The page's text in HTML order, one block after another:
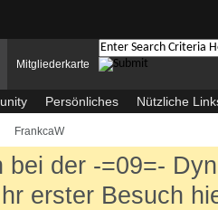
Persönliches Nützliche
Mitgliederkarte
FrankcaW
bei der -=09=-
erster Besuch